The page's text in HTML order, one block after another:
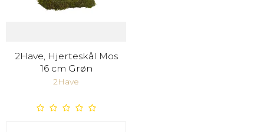
2Have, Hjerteskål Mos
16 cm Grøn
2Have